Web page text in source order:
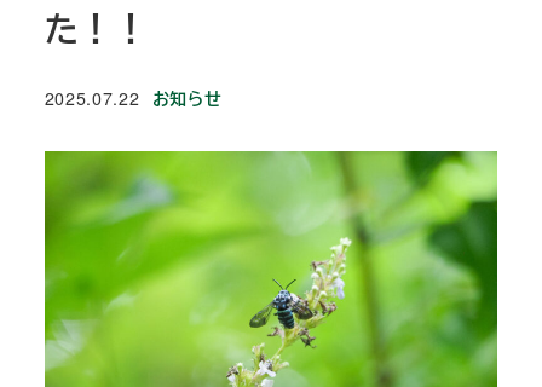
た！！
投稿日
2025.07.22 カテゴリー
お知らせ